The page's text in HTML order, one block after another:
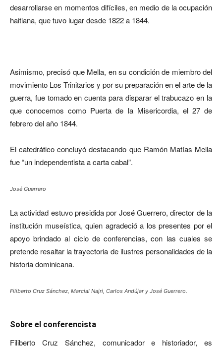
desarrollarse en momentos difíciles, en medio de la ocupación
haitiana, que tuvo lugar desde 1822 a 1844.
Asimismo, precisó que Mella, en su condición de miembro del
movimiento Los Trinitarios y por su preparación en el arte de la
guerra, fue tomado en cuenta para disparar el trabucazo en la
que conocemos como Puerta de la Misericordia, el 27 de
febrero del año 1844.
El catedrático concluyó destacando que Ramón Matías Mella
fue “un independentista a carta cabal”.
José Guerrero
La actividad estuvo presidida por José Guerrero, director de la
institución museística, quien agradeció a los presentes por el
apoyo brindado al ciclo de conferencias, con las cuales se
pretende resaltar la trayectoria de ilustres personalidades de la
historia dominicana.
Filiberto Cruz Sánchez, Marcial Najri, Carlos Andújar y José Guerrero.
Sobre el conferencista
Filiberto Cruz Sánchez, comunicador e historiador, es